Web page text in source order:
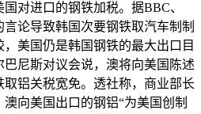
对进口的钢铁加税。据BBC、
论导致韩国次要钢铁取汽车制制
美国仍是韩国钢铁的最大出口目
尼斯对议会说，澳将向美国陈述
铝关税宽免。透社称，商业部长
向美国出口的钢铝“为美国创制